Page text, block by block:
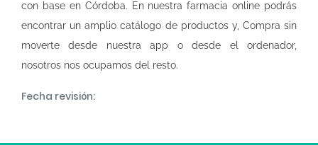
con base en Córdoba. En nuestrafarmacia online podrás
encontrar un amplio catálogo de productos y, Compra sin
moverte desde nuestra app o desde el ordenador,
nosotros nos ocupamos del resto.
Fecha revisión: